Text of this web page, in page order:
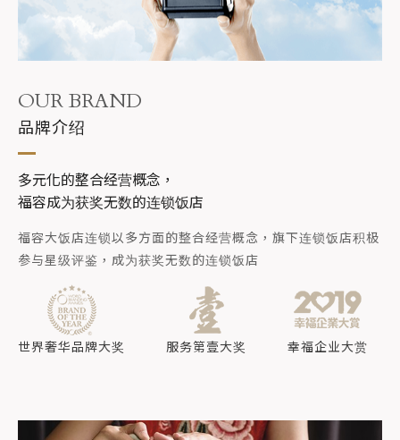
OUR BRAND
品牌介绍
多元化的整合经营概念，
福容成为获奖无数的连锁饭店
福容大饭店连锁以多方面的整合经营概念，旗下连锁饭店积极
参与星级评鉴，成为获奖无数的连锁饭店
世界奢华品牌大奖 服务第壹大奖 幸福企业大赏